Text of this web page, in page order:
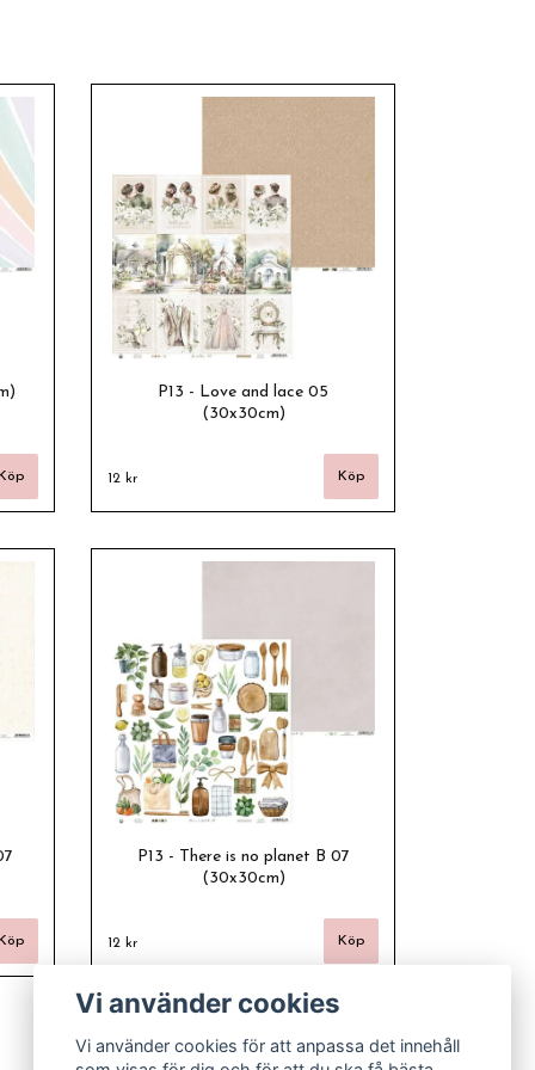
P13 - Love and lace 05
(30x30cm)
12 kr
P13 - There is no planet B 07
(30x30cm)
12 kr
Vi använder cookies
Vi använder cookies för att anpassa det innehåll